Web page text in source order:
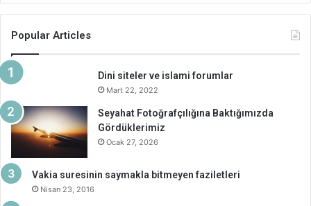
Popular Articles
Dini siteler ve islami forumlar
Mart 22, 2022
Seyahat Fotoğrafçılığına Baktığımızda
Gördüklerimiz
Ocak 27, 2026
Vakia suresinin saymakla bitmeyen faziletleri
Nisan 23, 2016